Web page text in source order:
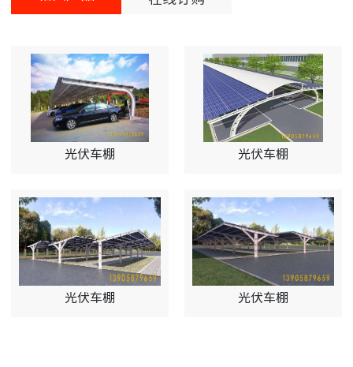
光伏车棚 光伏车棚
光伏车棚 光伏车棚